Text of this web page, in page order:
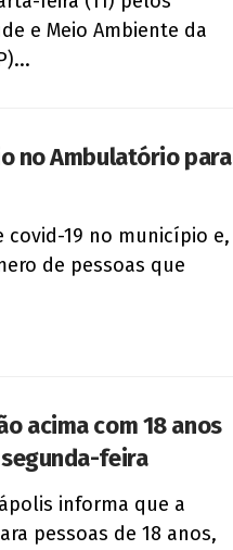
e Meio Ambiente da
no Ambulatório para
covid-19 no município e,
de pessoas que
acima com 18 anos
feira
informa que a
pessoas de 18 anos,